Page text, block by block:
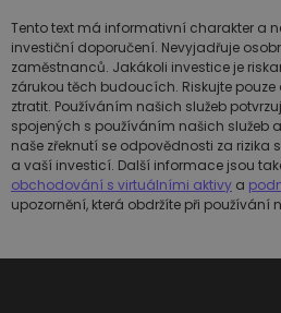
Tento text má informativní charakter a
investiční doporučení. Nevyjadřuje
zaměstnanců. Jakákoli investice je
zárukou těch budoucích. Riskujte
ztratit. Používáním našich služeb
spojených s používáním našich služeb
naše zřeknutí se odpovědnosti za
a vaší investicí. Další informace jsou
obchodování s virtuálními aktivy a
upozornění, která obdržíte při používání